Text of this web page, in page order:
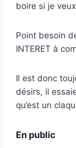
boire si je
Point besoin
INTERET à
Il est donc
désirs, il
qu’est un
En public